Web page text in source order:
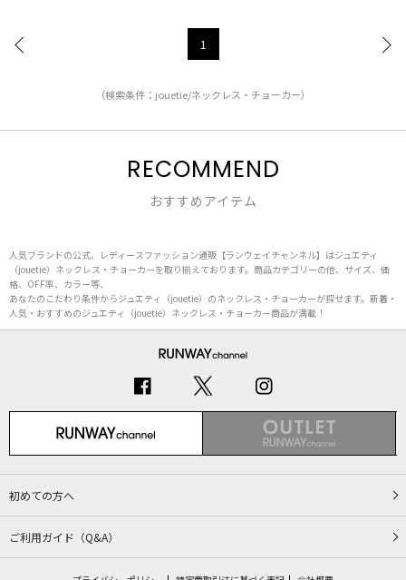
1
（検索条件：jouetie/ネックレス・チョーカー）
RECOMMEND
おすすめアイテム
人気ブランドの公式、レディースファッション通販【ランウェイチャンネル】はジュエティ
（jouetie）ネックレス・チョーカーを取り揃えております。商品カテゴリーの他、サイズ、価
格、OFF率、カラー等、
あなたのこだわり条件からジュエティ（jouetie）のネックレス・チョーカーが探せます。新着・
人気・おすすめのジュエティ（jouetie）ネックレス・チョーカー商品が満載！
初めての方へ
ご利用ガイド（Q&A）